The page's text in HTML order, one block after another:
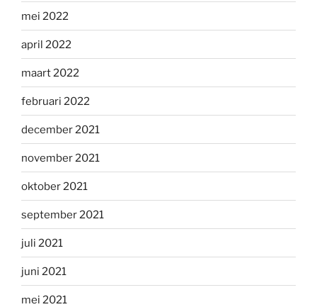
mei 2022
april 2022
maart 2022
februari 2022
december 2021
november 2021
oktober 2021
september 2021
juli 2021
juni 2021
mei 2021